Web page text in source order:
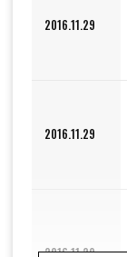
2016.11.29
2016.11.29
2016.11.29